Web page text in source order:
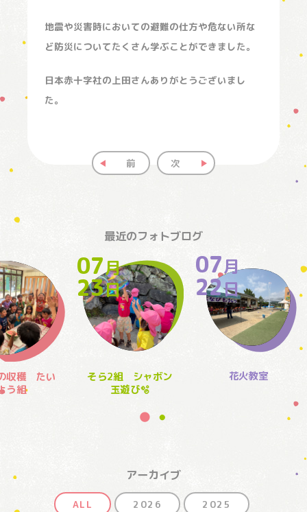
地震や災害時においての避難の仕方や危ない所な
ど防災についてたくさん学ぶことができました。
日本赤十字社の上田さんありがとうございまし
た。
前 次
最近のフォトブログ
収穫 たい
う組
07月
23日
そら2組 シャボン
玉遊び🫧
07月
22日
花火教室
アーカイブ
ALL 2026 2025